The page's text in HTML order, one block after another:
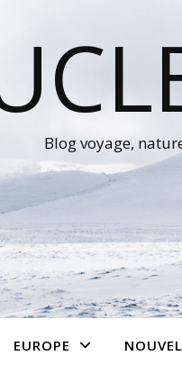
Blog voyage,
EUROPE